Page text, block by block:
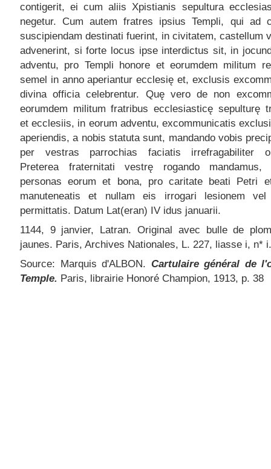
contigerit, ei cum aliis Xpistianis sepultura
negetur. Cum autem fratres ipsius Templi, qui ad
suscipiendam destinati fuerint, in civitatem, castellum
advenerint, si forte locus ipse interdictus sit, in
adventu, pro Templi honore et eorumdem militum
semel in anno aperiantur ecclesię et, exclusis
divina officia celebrentur. Quę vero de non
eorumdem militum fratribus ecclesiasticę sepulturę
et ecclesiis, in eorum adventu, excommunicatis
aperiendis, a nobis statuta sunt, mandando vobis
per vestras parrochias faciatis irrefragabiliter
Preterea fraternitati vestrę rogando mandamus,
personas eorum et bona, pro caritate beati Petri
manuteneatis et nullam eis irrogari lesionem vel
permittatis. Datum Lat(eran) IV idus januarii.
1144, 9 janvier, Latran. Original avec bulle de
jaunes. Paris, Archives Nationales, L. 227, liasse i, n* i.
Source: Marquis d'ALBON. Cartulaire général de
Temple. Paris, librairie Honoré Champion, 1913, p. 38